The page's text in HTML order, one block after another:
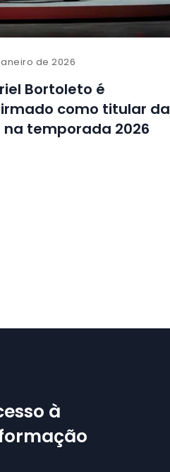
de 2026
Bortoleto é
como titular da
na temporada 2026
à